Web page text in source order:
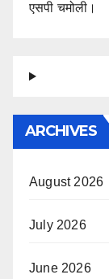
एसपी चमोली।
ARCHIVES
August 2026
July 2026
June 2026